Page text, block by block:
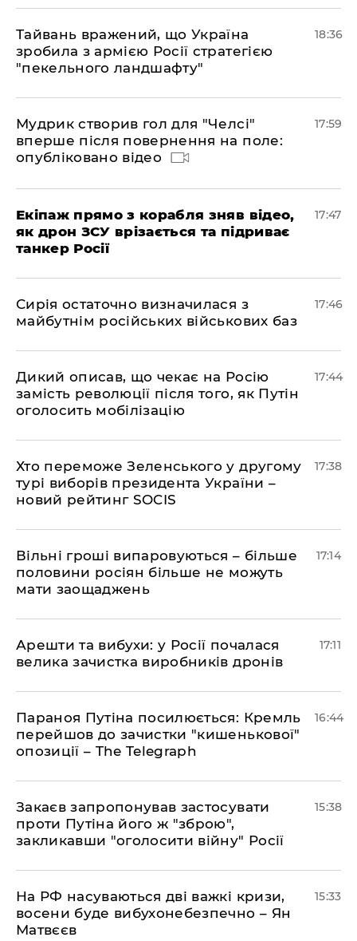
Тайвань вражений, що Україна
зробила з армією Росії стратегією
"пекельного ландшафту"
18:36
Мудрик створив гол для "Челсі"
вперше після повернення на поле:
опубліковано відео
17:59
Екіпаж прямо з корабля зняв відео,
як дрон ЗСУ врізається та підриває
танкер Росії
17:47
Сирія остаточно визначилася з
майбутнім російських військових баз
17:46
Дикий описав, що чекає на Росію
замість революції після того, як Путін
оголосить мобілізацію
17:44
Хто переможе Зеленського у другому
турі виборів президента України –
новий рейтинг SOCIS
17:38
Вільні гроші випаровуються – більше
половини росіян більше не можуть
мати заощаджень
17:14
Арешти та вибухи: у Росії почалася
велика зачистка виробників дронів
17:11
Параноя Путіна посилюється: Кремль
перейшов до зачистки "кишенькової"
опозиції – The Telegraph
16:44
Закаєв запропонував застосувати
проти Путіна його ж "зброю",
закликавши "оголосити війну" Росії
15:38
На РФ насуваються дві важкі кризи,
восени буде вибухонебезпечно – Ян
Матвєєв
15:33